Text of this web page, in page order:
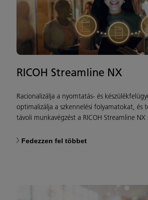
RICOH Streamline NX
Racionalizálja a nyomtatás- és
optimalizálja a szkennelési folyamatokat, és
távoli munkavégzést a RICOH Streamline NX
Fedezzen fel többet